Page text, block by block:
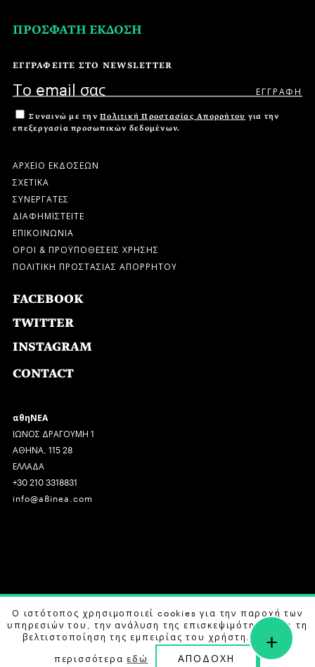
ΠΡΟΣΦΑΤΗ ΕΚΔΟΣΗ
ΕΓΓΡΑΦΕΙΤΕ ΣΤΟ NEWSLETTER
Συναινώ με την Πολιτική Προστασίας Απορρήτου για την
επεξεργασία προσωπικών δεδομένων.
ΑΡΧΕΙΟ ΕΚΔΟΣΕΩΝ
ΣΧΕΤΙΚΑ
ΣΥΝΕΡΓΑΤΕΣ
ΔΙΑΦΗΜΙΣΤΕΙΤΕ
ΕΠΙΚΟΙΝΩΝΙΑ
ΟΡΟΙ & ΠΡΟΫΠΟΘΕΣΕΙΣ ΧΡΗΣΗΣ
ΠΟΛΙΤΙΚΗ ΠΡΟΣΤΑΣΙΑΣ ΑΠΟΡΡΗΤΟΥ
FACEBOOK
TWITTER
INSTAGRAM
CONTACT
αθηΝΕΑ
ΙΩΝΟΣ ΔΡΑΓΟΥΜΗ 1
ΑΘΗΝΑ, 115 28
ΕΛΛΑΔΑ
+30 210 3318831
info@a8inea.com
COPYRIGHT © 2026 αθηΝΕΑ, ALL RIGHTS RESERVED.
DESIGN BY G DESIGN STUDIO. DEVELOPED BYB LABS
Ο ιστότοπος χρησιμοποιεί cookies για την παροχή των
υπηρεσιών του, την ανάλυση της επισκεψιμότητας και τη
βελτιστοποίηση της εμπειρίας του χρήστη. Μάθετε
περισσότεραεδώ ΑΠΟΔΟΧΗ
+